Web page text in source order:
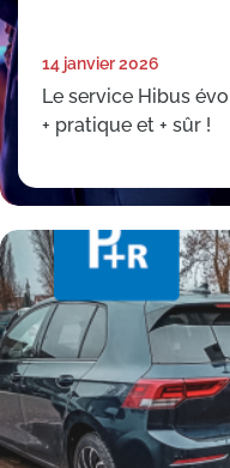
14 janvier 2026
Le service Hibus
+ pratique et + sûr !